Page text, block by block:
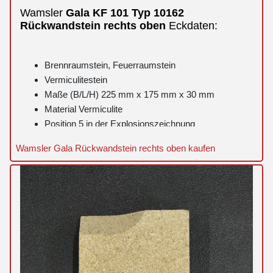
Wamsler Gala KF 101 Typ 10162
Rückwandstein rechts oben Eckdaten:
Brennraumstein, Feuerraumstein
Vermiculitestein
Maße (B/L/H) 225 mm x 175 mm x 30 mm
Material Vermiculite
Position 5 in der Explosionszeichnung
Wamsler Gala Rückwandstein rechts oben kaufen